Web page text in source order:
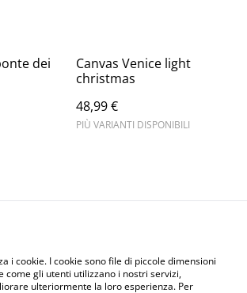
dei
Canvas Venice light
christmas
48,99 €
PIÙ VARIANTI DISPONIBILI
sulla
Terms and
conditions
i cookie. I cookie sono file di piccole dimensioni
come gli utenti utilizzano i nostri servizi,
ulteriormente la loro esperienza. Per